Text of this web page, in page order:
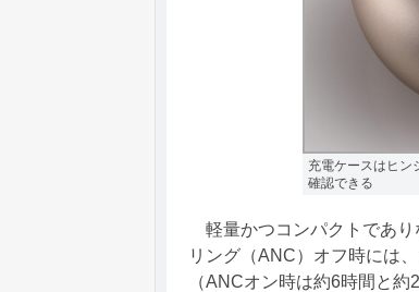
充電ケースはヒン
確認できる
軽量かつコンパクトであり
リング（ANC）オフ時には
（ANCオン時は約6時間と